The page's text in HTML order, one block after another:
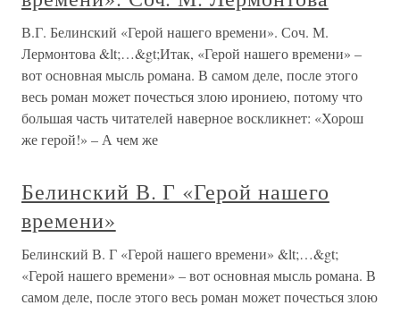
В.Г. Белинский «Герой нашего времени». Соч. М.
Лермонтова &lt;…&gt;Итак, «Герой нашего времени» –
вот основная мысль романа. В самом деле, после этого
весь роман может почесться злою ирониею, потому что
большая часть читателей наверное воскликнет: «Хорош
же герой!» – А чем же
Белинский В. Г «Герой нашего
времени»
Белинский В. Г «Герой нашего времени» &lt;…&gt;
«Герой нашего времени» – вот основная мысль романа. В
самом деле, после этого весь роман может почесться злою